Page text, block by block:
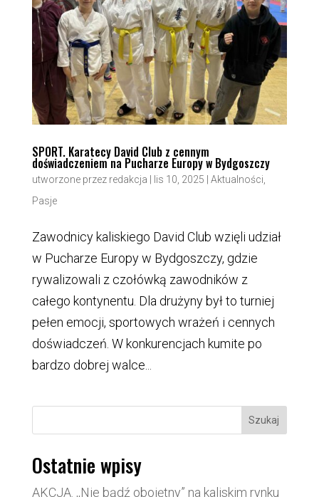
SPORT. Karatecy David Club z cennym
doświadczeniem na Pucharze Europy w Bydgoszczy
utworzone przez redakcja lis 10, 2025 Aktualności,
Pasje
Zawodnicy kaliskiego David Club wzięli udział
w Pucharze Europy w Bydgoszczy, gdzie
rywalizowali z czołówką zawodników z
całego kontynentu. Dla drużyny był to turniej
pełen emocji, sportowych wrażeń i cennych
doświadczeń. W konkurencjach kumite po
bardzo dobrej walce...
Szukaj
Ostatnie wpisy
AKCJA. ,,Nie bądź obojętny” na kaliskim rynku